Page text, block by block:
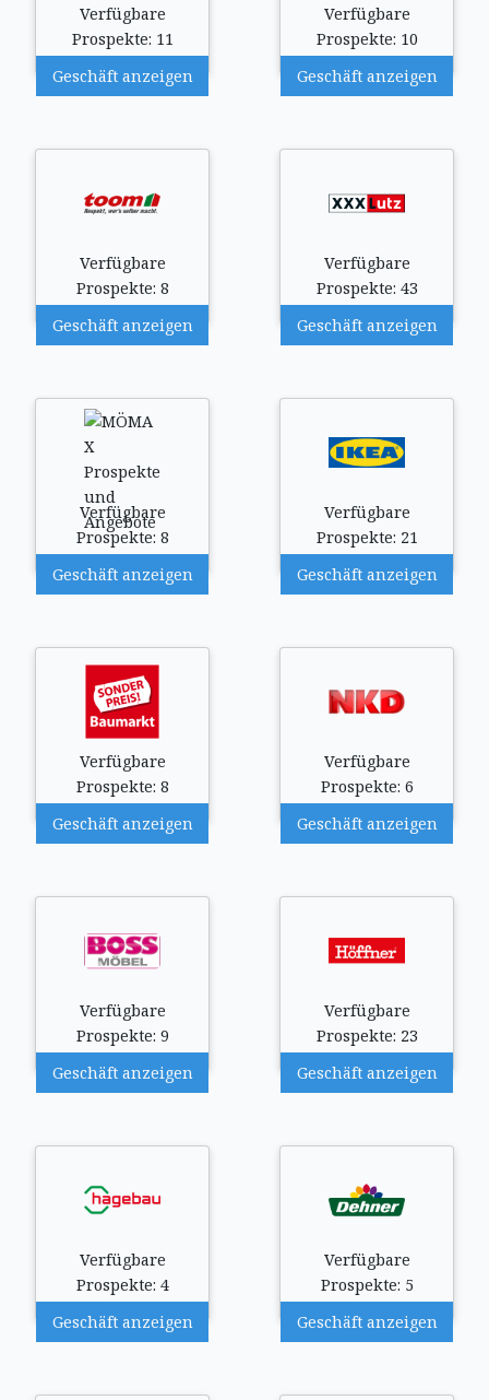
Verfügbare
Prospekte: 11
Geschäft anzeigen
Verfügbare
Prospekte: 10
Geschäft anzeigen
Verfügbare
Prospekte: 8
Geschäft anzeigen
Verfügbare
Prospekte: 43
Geschäft anzeigen
Verfügbare
Prospekte: 8
Geschäft anzeigen
Verfügbare
Prospekte: 21
Geschäft anzeigen
Verfügbare
Prospekte: 8
Geschäft anzeigen
Verfügbare
Prospekte: 6
Geschäft anzeigen
Verfügbare
Prospekte: 9
Geschäft anzeigen
Verfügbare
Prospekte: 23
Geschäft anzeigen
Verfügbare
Prospekte: 4
Geschäft anzeigen
Verfügbare
Prospekte: 5
Geschäft anzeigen